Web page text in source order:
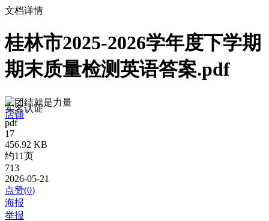
文档详情
桂林市2025-2026学年度下学期
期末质量检测英语答案.pdf
团结就是力量
实名认证
店铺
pdf
17
456.92 KB
约11页
713
2026-05-21
点赞(0)
海报
举报